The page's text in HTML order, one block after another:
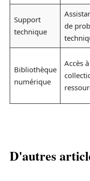
Support
technique
de
Bibliothèque
numérique
Accès
D'autres